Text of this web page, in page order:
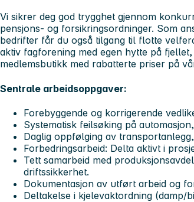
Vi sikrer deg god trygghet gjennom
pensjons- og forsikringsordninger. Som
bedrifter får du også tilgang til flotte
aktiv fagforening med egen hytte på
medlemsbutikk med rabatterte priser på
Sentrale arbeidsoppgaver:
Forebyggende og korrigerende
Systematisk feilsøking på
Daglig oppfølging av
Forbedringsarbeid: Delta aktivt i
Tett samarbeid med
driftssikkerhet.
Dokumentasjon av utført arbeid og
Deltakelse i kjelevaktordning (damp/